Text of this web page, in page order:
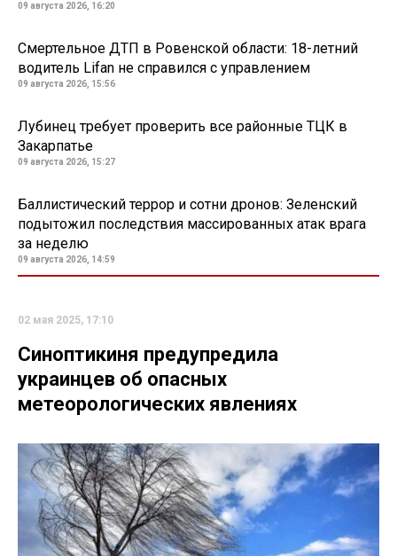
09 августа 2026, 16:20
Смертельное ДТП в Ровенской области: 18-летний
водитель Lifan не справился с управлением
09 августа 2026, 15:56
Лубинец требует проверить все районные ТЦК в
Закарпатье
09 августа 2026, 15:27
Баллистический террор и сотни дронов: Зеленский
подытожил последствия массированных атак врага
за неделю
09 августа 2026, 14:59
02 мая 2025, 17:10
Синоптикиня предупредила
украинцев об опасных
метеорологических явлениях